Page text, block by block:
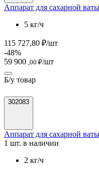
Аппарат для сахарной
5 кг/ч
115 727,80 ₽/шт
-48%
59 900 ,00 ₽/шт
Б/у товар
302083
Аппарат для сахарной
1 шт. в наличии
2 кг/ч